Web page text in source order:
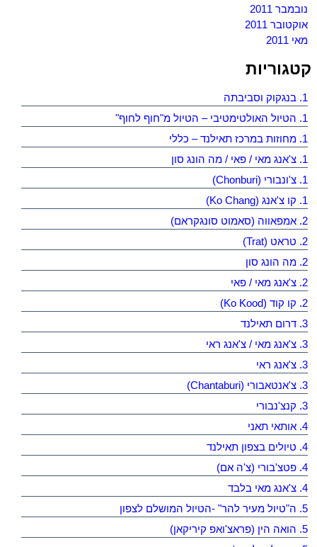
נובמבר 2011
אוקטובר 2011
מאי 2011
קטגוריות
1. בנגקוק וסביבתה
1. הטיול האולטימטיבי – הטיול מ"חוף לחוף"
1. מחוזות במרכז תאילנד – כללי
1. צ'אנג מאי / פאי / מה הונג סון
1. צ'ונבורי (Chonburi)
1. קו צ'אנג (Ko Chang)
2. אמפאווה (סאמוט סונגקראם)
2. טראט (Trat)
2. מה הונג סון
2. צ'אנג מאי / פאי
2. קו קוד (Ko Kood)
3. דרום תאילנד
3. צ'אנג מאי / צ'אנג ראי
3. צ'אנג ראי
3. צ'אנטאבורי (Chantaburi)
3. קנצ'נבורי
4. אותאי תאני
4. טיולים בצפון תאילנד
4. פטצ'בורי (צ'ה אם)
4. צ'אנג מאי בלבד
5. ה"טיול מעיר להר" -הטיול המושלם לצפון
5. הואה הין (פראצ'ואפ קיריקאן)